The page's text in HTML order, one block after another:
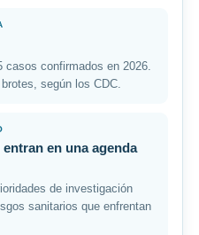
confirmados en 2026.
según los CDC.
en una agenda
de investigación
sanitarios que enfrentan